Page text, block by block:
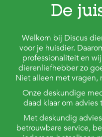
De
Welkom bij Discus
voor je huisdier.
professionaliteit en
dierenliefhebber zo
Niet alleen met vragen,
Onze deskundige
daad klaar om
Met deskundig
betrouwbare service,